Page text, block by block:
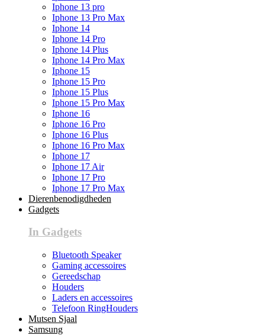
Iphone 13 pro
Iphone 13 Pro Max
Iphone 14
Iphone 14 Pro
Iphone 14 Plus
Iphone 14 Pro Max
Iphone 15
Iphone 15 Pro
Iphone 15 Plus
Iphone 15 Pro Max
Iphone 16
Iphone 16 Pro
Iphone 16 Plus
Iphone 16 Pro Max
Iphone 17
Iphone 17 Air
Iphone 17 Pro
Iphone 17 Pro Max
Dierenbenodigdheden
Gadgets
In Gadgets
Bluetooth Speaker
Gaming accessoires
Gereedschap
Houders
Laders en accessoires
Telefoon RingHouders
Mutsen Sjaal
Samsung